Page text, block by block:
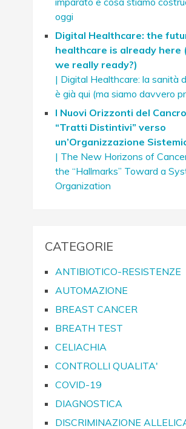
oggi
Digital Healthcare: the
healthcare is already here
we really ready?)
| Digital Healthcare: la sanità
è già qui (ma siamo davvero
I Nuovi Orizzonti del
“Tratti Distintivi” verso
un’Organizzazione
| The New Horizons of
the “Hallmarks” Toward a
Organization
CATEGORIE
ANTIBIOTICO-RESISTENZE
AUTOMAZIONE
BREAST CANCER
BREATH TEST
CELIACHIA
CONTROLLI QUALITA'
COVID-19
DIAGNOSTICA
DISCRIMINAZIONE